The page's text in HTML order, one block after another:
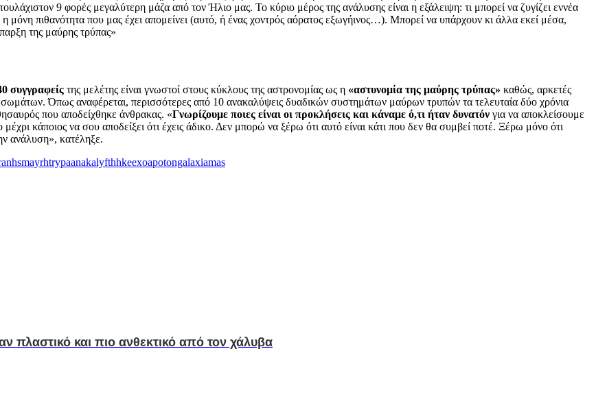
9 φορές μεγαλύτερη μάζα από τον Ήλιο μας. Το κύριο μέρος της ανάλυσης είναι η εξάλειψη: τι μπορεί να ζυγίζει εννέα
πιθανότητα που μας έχει απομείνει (αυτό, ή ένας χοντρός αόρατος εξωγήινος…). Μπορεί να υπάρχουν κι άλλα εκεί μέσα,
της μαύρης τρύπας»
συγγραφείς της μελέτης είναι γνωστοί στους κύκλους της αστρονομίας ως η «αστυνομία της μαύρης τρύπας» καθώς, αρκετές
Όπως αναφέρεται, περισσότερες από 10 ανακαλύψεις δυαδικών συστημάτων μαύρων τρυπών τα τελευταία δύο χρόνια
που αποδείχθηκε άνθρακας. «Γνωρίζουμε ποιες είναι οι προκλήσεις και κάναμε ό,τι ήταν δυνατόν για να αποκλείσουμε
κάποιος να σου αποδείξει ότι έχεις άδικο. Δεν μπορώ να ξέρω ότι αυτό είναι κάτι που δεν θα συμβεί ποτέ. Ξέρω μόνο ότι
ανάλυση», κατέληξε.
πλαστικό και πιο ανθεκτικό από τον χάλυβα